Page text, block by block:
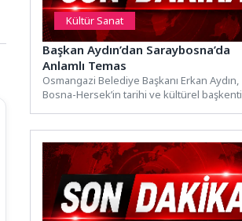
Kültür Sanat
Başkan Aydın’dan Saraybosna’da
Anlamlı Temas
Osmangazi Belediye Başkanı Erkan Aydın,
Bosna-Hersek’in tarihi ve kültürel başkenti